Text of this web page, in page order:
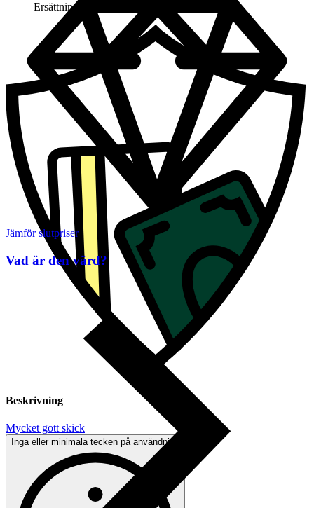
Ersättning om du inte får din vara
Beskrivning
Mycket gott skick
Inga eller minimala tecken på användning
Jämför slutpriser
Vad är den värd?